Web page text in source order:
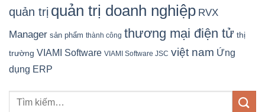
quản trị quản trị doanh nghiệp RVX
Manager sản phẩm thành công thương mại điện tử thị
trường VIAMI Software VIAMI Software JSC việt nam Ứng
dụng ERP